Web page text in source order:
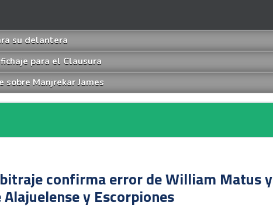
su delantera
para el Clausura
Manjrekar James
confirma error de William Matus y
y Escorpiones